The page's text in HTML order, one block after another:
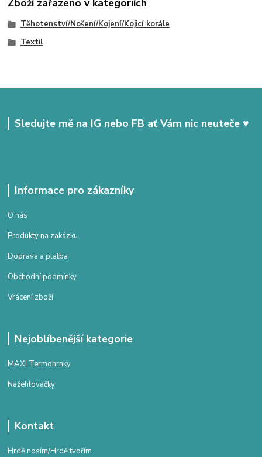
Zboží zařazeno v kategoriích
Těhotenství/Nošení/Kojení/Kojicí korále
Textil
Sledujte mě na IG nebo FB ať Vám nic neuteče ♥
Informace pro zákazníky
O nás
Produkty na zakázku
Doprava a platba
Obchodní podmínky
Vrácení zboží
Nejoblíbenější kategorie
MAXI Termohrnky
Nažehlovačky
Kontakt
Hrdě nosím/Hrdě tvořím